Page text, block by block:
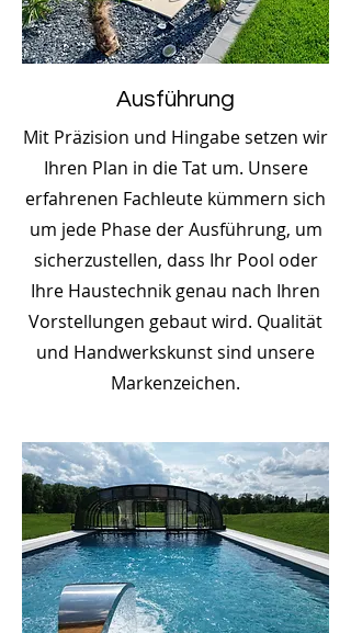
Ausführung
Mit Präzision und Hingabe setzen wir
Ihren Plan in die Tat um. Unsere
erfahrenen Fachleute kümmern sich
um jede Phase der Ausführung, um
sicherzustellen, dass Ihr Pool oder
Ihre Haustechnik genau nach Ihren
Vorstellungen gebaut wird. Qualität
und Handwerkskunst sind unsere
Markenzeichen.